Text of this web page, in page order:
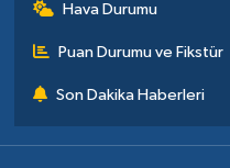
Hava Durumu
Puan Durumu ve Fikstür
Son Dakika Haberleri